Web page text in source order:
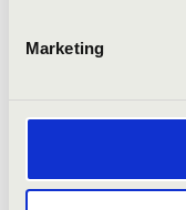
Marketing